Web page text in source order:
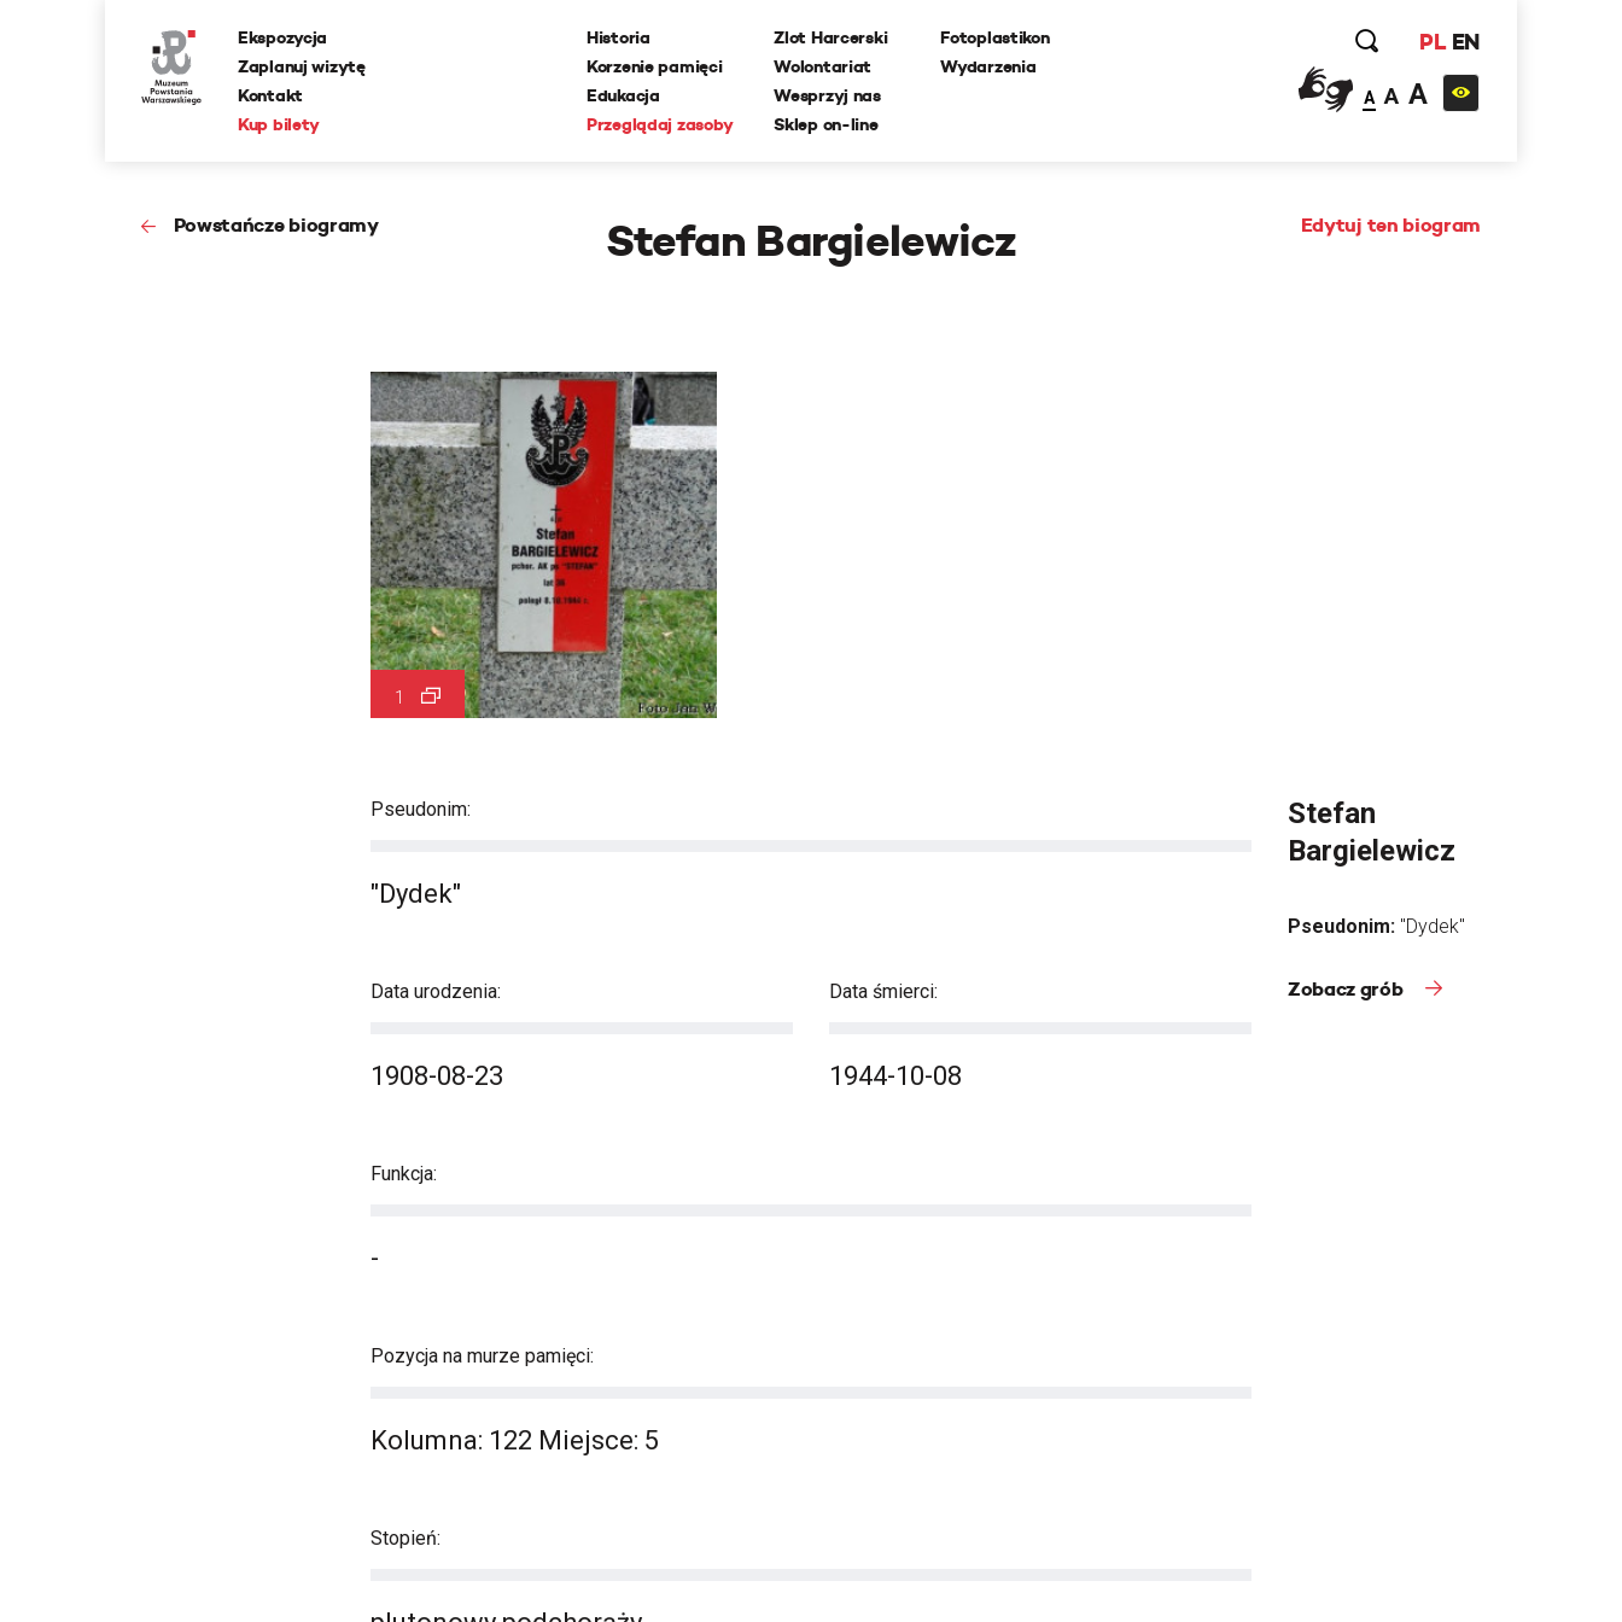
Ekspozycja
Zaplanuj wizytę
Kontakt
Kup bilety
Historia
Korzenie pamięci
Edukacja
Przeglądaj zasoby
Zlot Harcerski
Wolontariat
Wesprzyj nas
Sklep on-line
Fotoplastikon
Wydarzenia
PL EN
A A A
Powstańcze biogramy Edytuj ten biogram
Stefan Bargielewicz
1
Pseudonim:
"Dydek"
Data urodzenia:
1908-08-23
Data śmierci:
1944-10-08
Funkcja:
-
Pozycja na murze pamięci:
Kolumna: 122 Miejsce: 5
Stopień:
Stefan
Bargielewicz
Pseudonim: "Dydek"
Zobacz grób